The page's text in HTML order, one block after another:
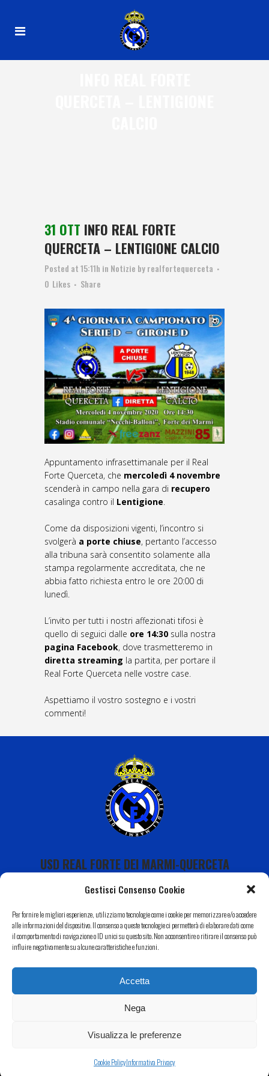
Gestisci Consenso Cookie
Per fornire le migliori esperienze, utilizziamo tecnologie come i cookie per memorizzare e/o accedere
alle informazioni del dispositivo. Il consenso a queste tecnologie ci permetterà di elaborare dati come
il comportamento di navigazione o ID unici su questo sito. Non acconsentire o ritirare il consenso può
influire negativamente su alcune caratteristiche e funzioni.
Accetta
Nega
Visualizza le preferenze
Cookie PolicyInformativa Privacy
31 OTT INFO REAL FORTE
QUERCETA – LENTIGIONE CALCIO
Posted at 15:11h in Notizie byrealfortequerceta
0 Likes Share
Appuntamento infrasettimanale per il Real
Forte Querceta, che mercoledì 4 novembre
scenderà in campo nella gara di recupero
casalinga contro il Lentigione.
Come da disposizioni vigenti, l’incontro si
svolgerà a porte chiuse, pertanto l’accesso
alla tribuna sarà consentito solamente alla
stampa regolarmente accreditata, che ne
abbia fatto richiesta entro le ore 20:00 di
lunedì.
L’invito per tutti i nostri affezionati tifosi è
quello di seguici dalle ore 14:30 sulla nostra
pagina Facebook, dove trasmetteremo in
diretta streaming la partita, per portare il
Real Forte Querceta nelle vostre case.
Aspettiamo il vostro sostegno e i vostri
commenti!
USD REAL FORTE DEI MARMI-QUERCETA
Calendario
Il Nostro Territorio
Informativa Privacy–Cookie Policy| Web by